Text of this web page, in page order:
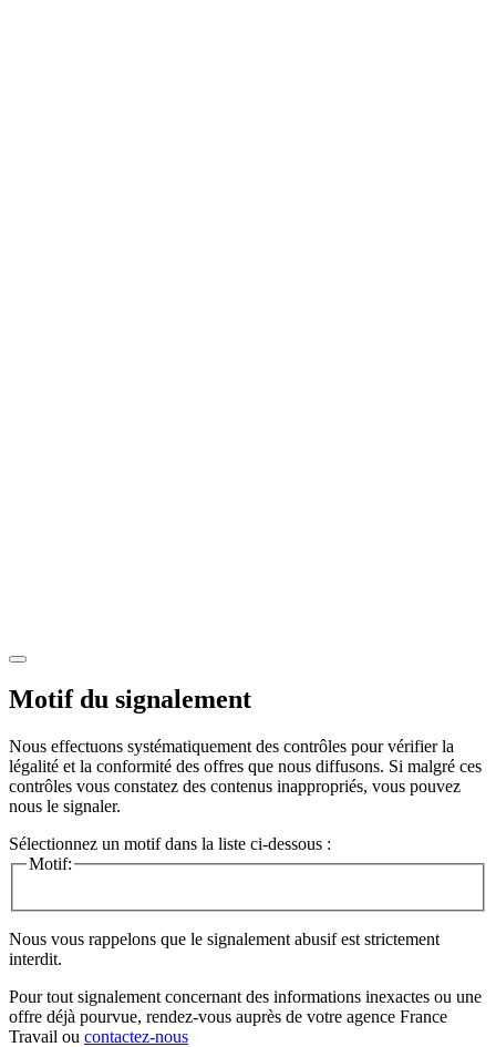
Motif du signalement
Nous effectuons systématiquement des contrôles pour vérifier la
légalité et la conformité des offres que nous diffusons. Si malgré ces
contrôles vous constatez des contenus inappropriés, vous pouvez
nous le signaler.
Sélectionnez un motif dans la liste ci-dessous :
Motif:
Nous vous rappelons que le signalement abusif est strictement
interdit.
Pour tout signalement concernant des informations inexactes ou une
offre déjà pourvue, rendez-vous auprès de votre agence France
Travail ou contactez-nous